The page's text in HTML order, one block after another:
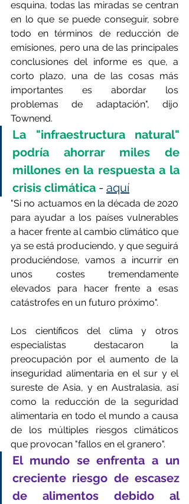
esquina, todas las miradas se centran
en lo que se puede conseguir, sobre
todo en términos de reducción de
emisiones, pero una de las principales
conclusiones del informe es que, a
corto plazo, una de las cosas más
importantes es abordar los
problemas de adaptación", dijo
Townend.
La "infraestructura natural"
podría ahorrar miles de
millones en la respuesta a la
crisis climática - aquí
"Si no actuamos en la década de 2020
para ayudar a los países vulnerables
a hacer frente al cambio climático que
ya se está produciendo, y que seguirá
produciéndose, vamos a incurrir en
unos costes tremendamente
elevados para hacer frente a esas
catástrofes en un futuro próximo".
Los científicos del clima y otros
especialistas destacaron la
preocupación por el aumento de la
inseguridad alimentaria en el sur y el
sureste de Asia, y en Australasia, así
como la reducción de la seguridad
alimentaria en todo el mundo a causa
de los múltiples riesgos climáticos
que provocan "fallos en el granero".
El mundo se enfrenta a un
creciente riesgo de escasez
de alimentos debido al